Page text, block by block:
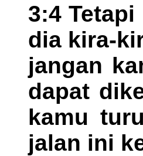
3:4
dia kira-
jangan
dapat
kamu
jalan ini